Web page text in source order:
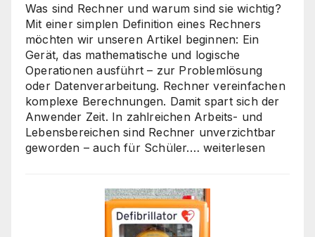
Was sind Rechner und warum sind sie wichtig?
Mit einer simplen Definition eines Rechners
möchten wir unseren Artikel beginnen: Ein
Gerät, das mathematische und logische
Operationen ausführt – zur Problemlösung
oder Datenverarbeitung. Rechner vereinfachen
komplexe Berechnungen. Damit spart sich der
Anwender Zeit. In zahlreichen Arbeits- und
Lebensbereichen sind Rechner unverzichtbar
geworden – auch für Schüler.… Die
Rechner:
Von
Hardware
weiterlesen